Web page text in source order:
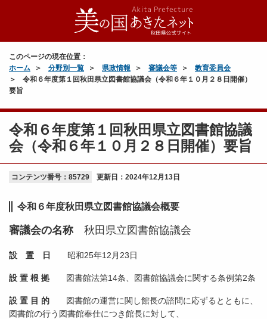
このページの現在位置：
ホーム
分野別一覧 県政情報 審議会等
教育委員会
令和６年度第１回秋田県立図書館協議会（令和６年１０月２８日開催）
要旨
令和６年度第１回秋田県立図書館協議
会（令和６年１０月２８日開催）要旨
コンテンツ番号：85729 更新日： 2024年12月13日
令和６年度秋田県立図書館協議会概要
審議会の名称 秋田県立図書館協議会
設 置 日 昭和25年12月23日
設 置 根 拠 図書館法第14条、図書館協議会に関する条例第2条
設 置 目 的 図書館の運営に関し館長の諮問に応ずるとともに、
図書館の行う図書館奉仕につき館長に対して、